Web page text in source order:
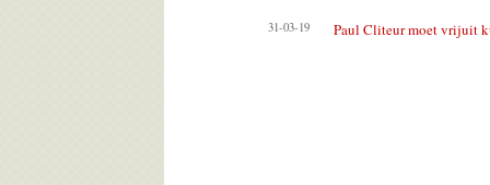
31-03-19 Paul Cliteur moet vrijuit